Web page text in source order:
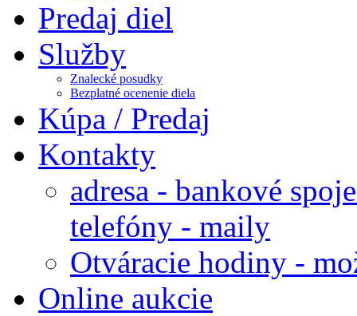
Predaj diel
Služby
Znalecké posudky
Bezplatné ocenenie diela
Kúpa / Predaj
Kontakty
adresa - bankové
telefóny - maily
Otváracie hodiny -
Online aukcie